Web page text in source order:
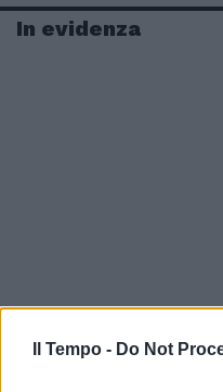
Il Tempo - Do Not
In evidenza